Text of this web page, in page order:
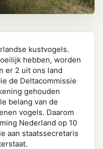
kustvogels.
hebben, worden
er 2 uit ons land
de Deltacommissie
gehouden
belang van de
vogels. Daarom
Nederland op 10
aan staatssecretaris